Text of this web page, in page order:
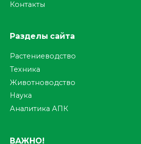
Контакты
Разделы сайта
Растениеводство
Техника
Животноводство
Наука
Аналитика АПК
ВАЖНО!